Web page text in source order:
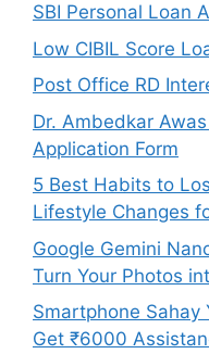
SBI Personal Loan
Low CIBIL Score
Post Office RD
Dr. Ambedkar
Application Form
5 Best Habits to
Lifestyle Changes
Google Gemini
Turn Your Photos
Smartphone Sahay
Get ₹6000